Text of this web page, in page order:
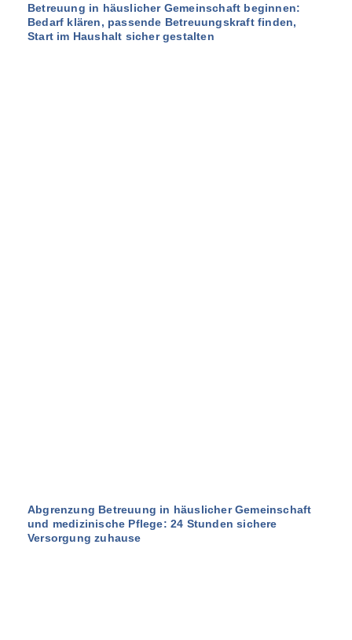
Betreuung in häuslicher Gemeinschaft beginnen:
Bedarf klären, passende Betreuungskraft finden,
Start im Haushalt sicher gestalten
Abgrenzung Betreuung in häuslicher Gemeinschaft
und medizinische Pflege: 24 Stunden sichere
Versorgung zuhause